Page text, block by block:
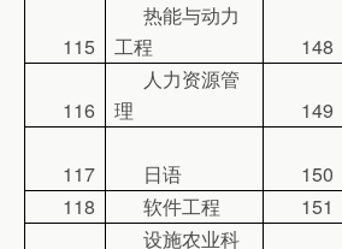
115
热能与动力
工程
148
116
人力资源管
理
149
117 日语 150
118
软件工程 151
设施农业科